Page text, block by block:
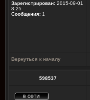
Зарегистрирован: 2015-09-01
8:25
Сообщения: 1
Вернуться к началу
598537